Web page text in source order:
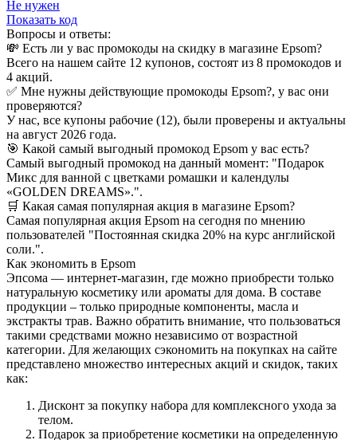
Не нужен
Показать код
Вопросы и ответы:
💸 Есть ли у вас промокоды на скидку в магазине Epsom?
Всего на нашем сайте 12 купонов, состоят из 8 промокодов и
4 акций.
✅ Мне нужны действующие промокоды Epsom?, у вас они
проверяются?
У нас, все купоны рабочие (12), были проверены и актуальны
на август 2026 года.
🎯 Какой самый выгодный промокод Epsom у вас есть?
Самый выгодный промокод на данный момент: "Подарок
Микс для ванной с цветками ромашки и календулы
«GOLDEN DREAMS».".
🛒 Какая самая популярная акция в магазине Epsom?
Самая популярная акция Epsom на сегодня по мнению
пользователей "Постоянная скидка 20% на курс английской
соли.".
Как экономить в Epsom
Эпсома — интернет-магазин, где можно приобрести только
натуральную косметику или ароматы для дома. В составе
продукции – только природные компоненты, масла и
экстракты трав. Важно обратить внимание, что пользоваться
такими средствами можно независимо от возрастной
категории. Для желающих сэкономить на покупках на сайте
представлено множество интересных акций и скидок, таких
как:
Дисконт за покупку набора для комплексного ухода за
телом.
Подарок за приобретение косметики на определенную